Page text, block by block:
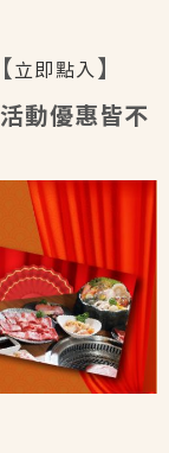
立即點入】
動優惠皆不